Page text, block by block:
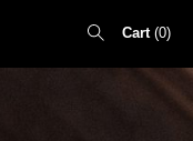
Cart 0